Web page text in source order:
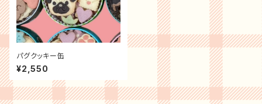
パグクッキー缶
¥2,550